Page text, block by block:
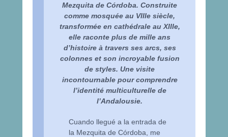
Mezquita de Córdoba. Construite
comme mosquée au VIIIe siècle,
transformée en cathédrale au XIIIe,
elle raconte plus de mille ans
d’histoire à travers ses arcs, ses
colonnes et son incroyable fusion
de styles. Une visite
incontournable pour comprendre
l’identité multiculturelle de
l’Andalousie.
Cuando llegué a la entrada de
la Mezquita de Córdoba, me